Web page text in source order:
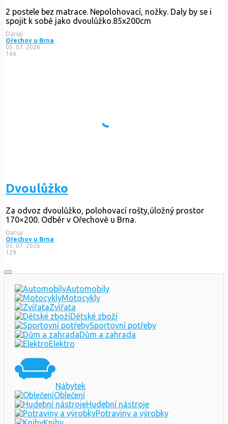
2 postele bez matrace. Nepolohovací, nožky. Daly by se i
spojit k sobě jako dvoulůžko.85x200cm
Daruji
Ořechov u Brna
03. 07. 2026
166
Dvoulůžko
Za odvoz dvoulůžko, polohovací rošty,úložný prostor
170×200. Odběr v Ořechově u Brna.
Daruji
Ořechov u Brna
03. 07. 2026
129
Automobily
Motocykly
Zvířata
Dětské zboží
Sportovní potřeby
Dům a zahrada
Elektro
Nábytek
Oblečení
Hudební nástroje
Potraviny a výrobky